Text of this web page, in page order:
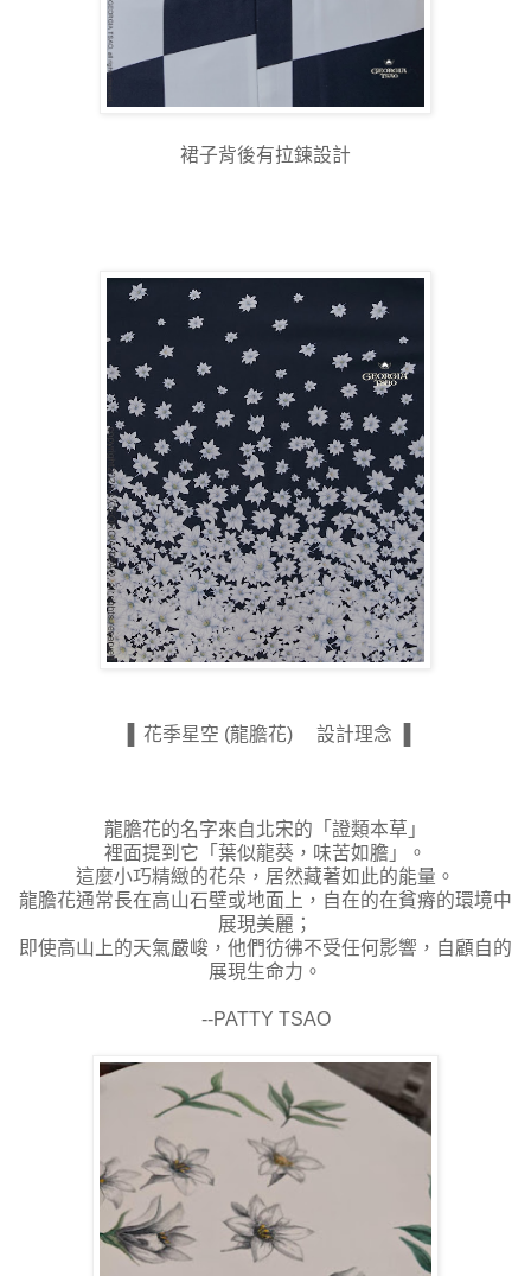
裙子背後有拉鍊設計
▐ 花季星空 (龍膽花) 設計理念 ▐
龍膽花的名字來自北宋的「證類本草」
裡面提到它「葉似龍葵，味苦如膽」。
這麼小巧精緻的花朵，居然藏著如此的能量。
龍膽花通常長在高山石壁或地面上，自在的在貧瘠的環境中
展現美麗；
即使高山上的天氣嚴峻，他們彷彿不受任何影響，自顧自的
展現生命力。
--PATTY TSAO